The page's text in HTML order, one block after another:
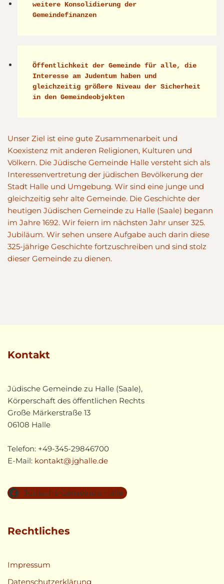
weitere Konsolidierung der
Gemeindefinanzen
Öffentlichkeit der Gemeinde für alle, die
Interesse am Judentum haben und
gleichzeitig größere Niveau der Sicherheit
in den Gemeindeobjekten
Unser Ziel ist eine gute Zusammenarbeit und
Koexistenz mit anderen Religionen, Kulturen und
Völkern. Die Jüdische Gemeinde Halle versteht sich als
Interessenvertretung der jüdischen Bevölkerung der
Stadt Halle und Umgebung. Wir sind eine junge und
gleichzeitig sehr alte Gemeinde. Die Geschichte der
heutigen Jüdischen Gemeinde zu Halle (Saale) begann
im Jahre 1692. Wir feiern im nächsten Jahr unser 325.
Jubiläum. Wir sehen unsere Aufgabe auch darin diese
325-jährige Geschichte fortzuschreiben und sind stolz
dieser Gemeinde zu dienen.
Kontakt
Jüdische Gemeinde zu Halle (Saale),
Körperschaft des öffentlichen Rechts
Große Märkerstraße 13
06108 Halle
Telefon: +49-345-29846700
E-Mail: kontakt@jghalle.de
Jüdische Gemeinde Halle
Rechtliches
Impressum
Datenschutzerklärung